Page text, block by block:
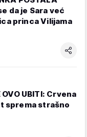
da je Sara već
princa Vilijama
OVO UBITI: Crvena
sprema strašno